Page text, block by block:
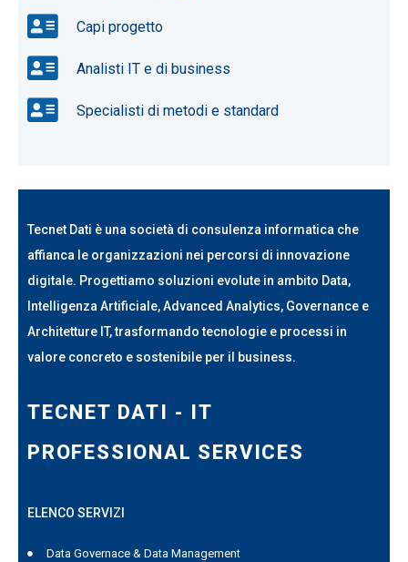
Capi progetto
Analisti IT e di business
Specialisti di metodi e standard
Tecnet Dati è una società di consulenza informatica che
affianca le organizzazioni nei percorsi di innovazione
digitale. Progettiamo soluzioni evolute in ambito Data,
Intelligenza Artificiale, Advanced Analytics, Governance e
Architetture IT, trasformando tecnologie e processi in
valore concreto e sostenibile per il business.
TECNET DATI - IT
PROFESSIONAL SERVICES
ELENCO SERVIZI
Data Governace & Data Management